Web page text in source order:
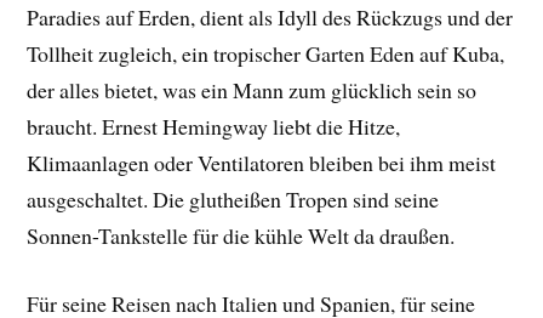
Paradies auf Erden, dient als Idyll des Rückzugs und der
Tollheit zugleich, ein tropischer Garten Eden auf Kuba,
der alles bietet, was ein Mann zum glücklich sein so
braucht. Ernest Hemingway liebt die Hitze,
Klimaanlagen oder Ventilatoren bleiben bei ihm meist
ausgeschaltet. Die glutheißen Tropen sind seine
Sonnen-Tankstelle für die kühle Welt da draußen.
Für seine Reisen nach Italien und Spanien, für seine